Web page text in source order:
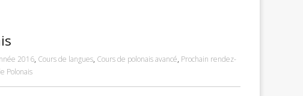
2016, Cours de langues, Cours de polonais avancé, Prochain rendez-
Polonais